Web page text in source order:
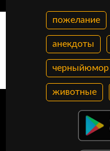
пожелание
анекдоты
черныйюмор
животные